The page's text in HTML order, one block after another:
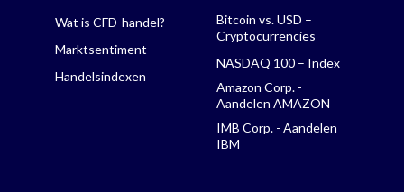
Wat is CFD-handel?
Marktsentiment
Handelsindexen
Bitcoin vs. USD –
Cryptocurrencies
NASDAQ 100 – Index
Amazon Corp. -
Aandelen AMAZON
IMB Corp. - Aandelen
IBM